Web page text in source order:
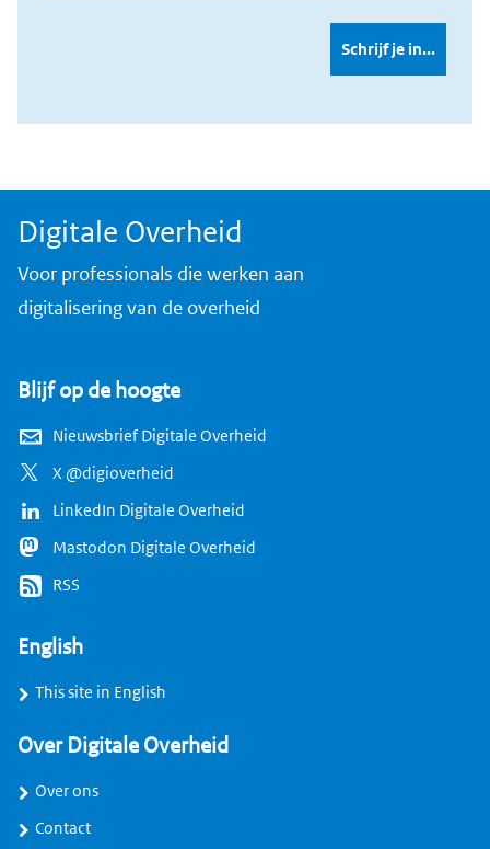
Digitale Overheid
Voor professionals die werken aan
digitalisering van de overheid
Blijf op de hoogte
Nieuwsbrief Digitale Overheid
X @digioverheid
LinkedIn Digitale Overheid
Mastodon Digitale Overheid
RSS
English
This site in English
Over Digitale Overheid
Over ons
Contact